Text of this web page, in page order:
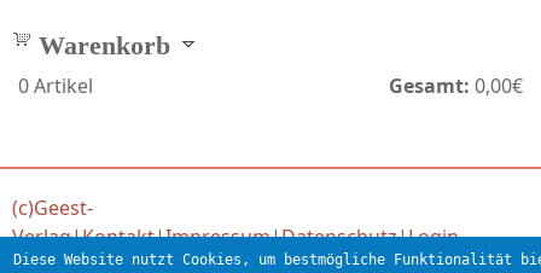
Warenkorb
0Artikel Gesamt: 0,00€
(c)Geest-
Verlag|Kontakt|Impressum|Datenschutz|Login
Diese Website nutzt Cookies, um bestmögliche Funktionalität